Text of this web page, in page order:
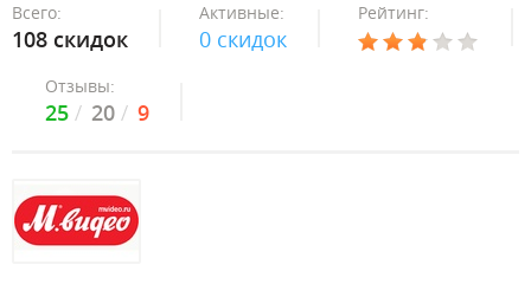
Всего:
108 скидок
Активные:
0 скидок
Рейтинг:
Отзывы:
25 20 9